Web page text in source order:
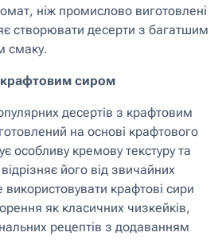
ніж промислово виготовлені
створювати десерти з багатшим
смаку.
крафтовим сиром
десертів з крафтовим
на основі крафтового
особливу кремову текстуру та
його від звичайних
використовувати крафтові сири
як класичних чизкейків,
рецептів з додаванням